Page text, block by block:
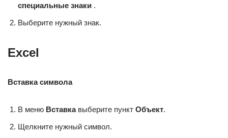
специальные знаки .
Выберите нужный знак.
Excel
Вставка символа
В меню Вставкавыберите пункт Объект.
Щелкните нужный символ.